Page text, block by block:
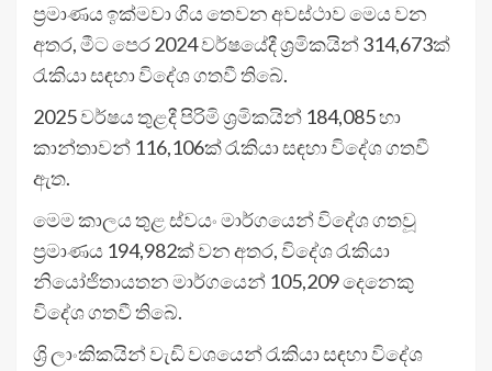
ප්‍රමාණය ඉක්මවා ගිය තෙවන අවස්ථාව මෙය වන
අතර, මීට පෙර 2024 වර්ෂයේදී ශ්‍රමිකයින් 314,673ක්
රැකියා සඳහා විදේශ ගතවී තිබේ.
2025 වර්ෂය තුළදී පිරිමි ශ්‍රමිකයින් 184,085 හා
කාන්තාවන් 116,106ක් රැකියා සඳහා විදේශ ගතවී
ඇත.
මෙම කාලය තුළ ස්වයං මාර්ගයෙන් විදේශ ගතවූ
ප්‍රමාණය 194,982ක් වන අතර, විදේශ රැකියා
නියෝජිතායතන මාර්ගයෙන් 105,209 දෙනෙකු
විදේශ ගතවී තිබේ.
ශ්‍රි ලාංකිකයින් වැඩි වශයෙන් රැකියා සඳහා විදේශ